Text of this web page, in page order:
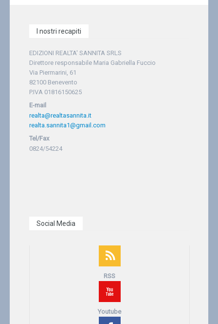
I nostri recapiti
EDIZIONI REALTA' SANNITA SRLS
Direttore responsabile Maria Gabriella Fuccio
Via Piermarini, 61
82100 Benevento
P.IVA 01816150625
E-mail
realta@realtasannita.it
realta.sannita1@gmail.com
Tel/Fax
0824/54224
Social Media
RSS
Youtube